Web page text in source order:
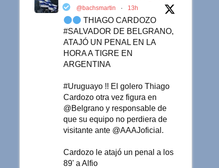
@bachsmartin · 13h
THIAGO CARDOZO
#SALVADOR DE BELGRANO,
ATAJÓ UN PENAL EN LA
HORA A TIGRE EN
ARGENTINA
#Uruguayo !! El golero Thiago
Cardozo otra vez figura en
@Belgrano y responsable de
que su equipo no perdiera de
visitante ante @AAAJoficial.
Cardozo le atajó un penal a los
89' a Alfio